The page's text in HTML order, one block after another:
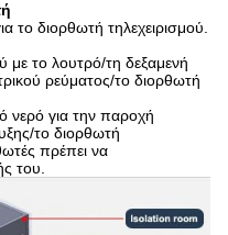
το διορθωτή τηλεχειρισμού.
με το λουτρό/τη δεξαμενή
ρεύματος/το διορθωτή
νερό για την παροχή
το διορθωτή
πρέπει να
του.